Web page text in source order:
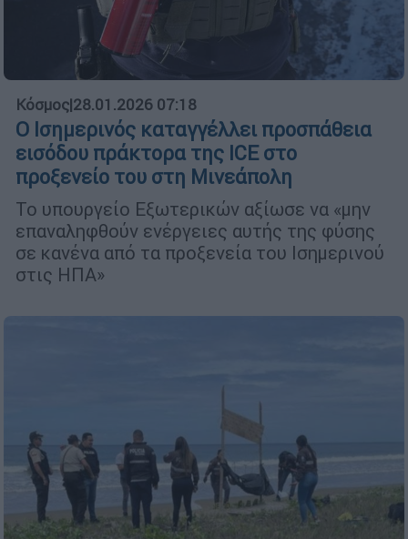
Κόσμος|28.01.2026 07:18
Ο Ισημερινός καταγγέλλει προσπάθεια
εισόδου πράκτορα της ICE στο
προξενείο του στη Μινεάπολη
Το υπουργείο Εξωτερικών αξίωσε να «μην
επαναληφθούν ενέργειες αυτής της φύσης
σε κανένα από τα προξενεία του Ισημερινού
στις ΗΠΑ»